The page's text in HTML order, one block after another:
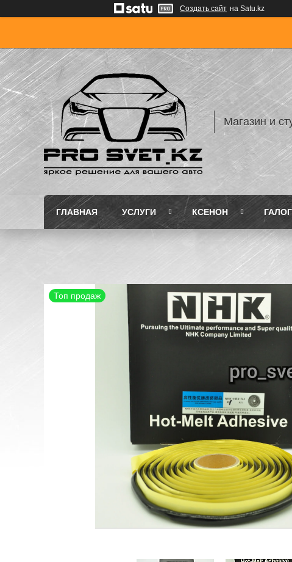
Создать сайт на Satu.kz
Магазин и
ГЛАВНАЯ УСЛУГИ КСЕНОН
Топ продаж